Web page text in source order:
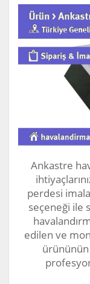
Ankastre
perdesi
seçeneği ile
edilen ve
ürününün